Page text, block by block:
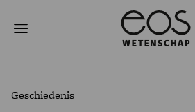
naar
Geschiedenis